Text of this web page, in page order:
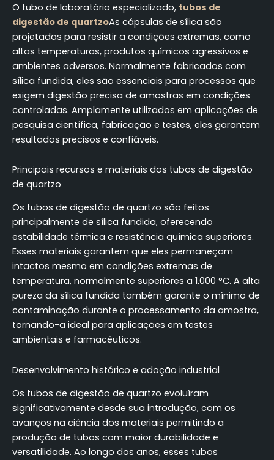
O tubo de laboratório especializado, tubos de
digestão de quartzoAs cápsulas de sílica são
projetadas para resistir a condições extremas, como
altas temperaturas, produtos químicos agressivos e
ambientes adversos. Normalmente fabricados com
sílica fundida, eles são essenciais para processos que
exigem digestão precisa de amostras em condições
controladas. Amplamente utilizados em aplicações de
pesquisa científica, fabricação e testes, eles garantem
resultados precisos e confiáveis.
Principais recursos e materiais dos tubos de digestão
de quartzo
Os tubos de digestão de quartzo são feitos
principalmente de sílica fundida, oferecendo
estabilidade térmica e resistência química superiores.
Esses materiais garantem que eles permaneçam
intactos mesmo em condições extremas de
temperatura, normalmente superiores a 1.000 °C. A alta
pureza da sílica fundida também garante o mínimo de
contaminação durante o processamento da amostra,
tornando-a ideal para aplicações em testes
ambientais e farmacêuticos.
Desenvolvimento histórico e adoção industrial
Os tubos de digestão de quartzo evoluíram
significativamente desde sua introdução, com os
avanços na ciência dos materiais permitindo a
produção de tubos com maior durabilidade e
versatilidade. Ao longo dos anos, esses tubos